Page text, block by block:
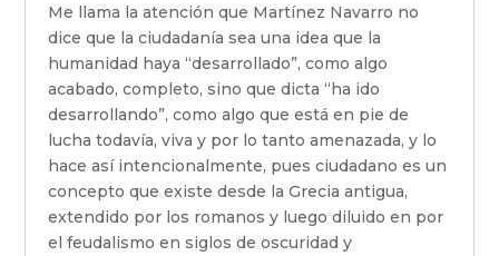
Me llama la atención que Martínez Navarro no
dice que la ciudadanía sea una idea que la
humanidad haya “desarrollado”, como algo
acabado, completo, sino que dicta “ha ido
desarrollando”, como algo que está en pie de
lucha todavía, viva y por lo tanto amenazada, y lo
hace así intencionalmente, pues ciudadano es un
concepto que existe desde la Grecia antigua,
extendido por los romanos y luego diluido en por
el feudalismo en siglos de oscuridad y